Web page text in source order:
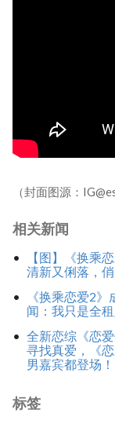
（封面图源：
相关新闻
【图】《换乘
清新又俐落，
《换乘恋爱2
闻：我只是全
全新恋综《恋
寻找真爱，《
男嘉宾都登场！
标签